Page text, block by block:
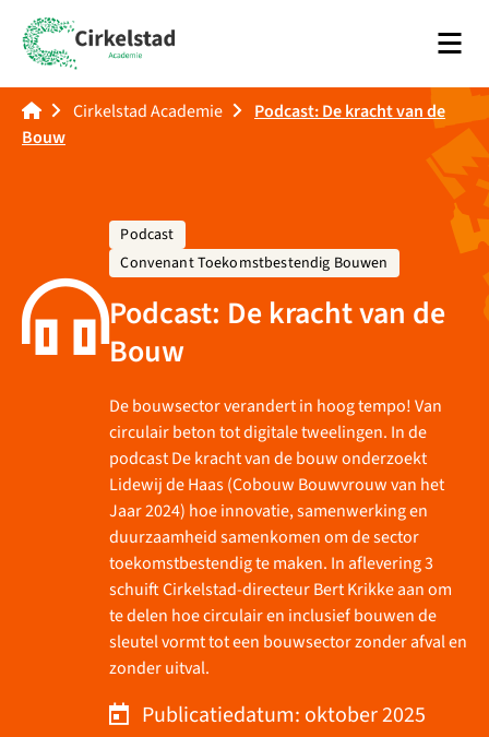
Academie Cirkelstad
Menu
Cirkelstad Academie
Podcast: De kracht van de
Bouw
Podcast
Convenant Toekomstbestendig Bouwen
Podcast: De kracht van de
Bouw
De bouwsector verandert in hoog tempo! Van
circulair beton tot digitale tweelingen. In de
podcast De kracht van de bouw onderzoekt
Lidewij de Haas (Cobouw Bouwvrouw van het
Jaar 2024) hoe innovatie, samenwerking en
duurzaamheid samenkomen om de sector
toekomstbestendig te maken. In aflevering 3
schuift Cirkelstad-directeur Bert Krikke aan om
te delen hoe circulair en inclusief bouwen de
sleutel vormt tot een bouwsector zonder afval en
zonder uitval.
Publicatiedatum: oktober 2025